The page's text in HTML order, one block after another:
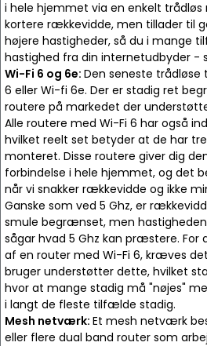
i hele hjemmet via en enkelt trådløs
kortere rækkevidde, men tillader til
højere hastigheder, så du i mange
hastighed fra din internetudbyder -
Wi-Fi 6 og 6e: Den seneste trådløse
6 eller Wi-fi 6e. Der er stadig ret
routere på markedet der
Alle routere med Wi-Fi 6 har også
hvilket reelt set betyder at de har
monteret. Disse routere giver dig
forbindelse i hele hjemmet, og det
når vi snakker rækkevidde og ikke
Ganske som ved 5 Ghz, er
smule begrænset, men
sågar hvad 5 Ghz kan præstere.
af en router med Wi-Fi 6, kræves
bruger understøtter dette, hvilket
hvor at mange stadig må "nøjes"
i langt de fleste tilfælde stadig.
Mesh netværk: Et mesh netværk
eller flere dual band router som